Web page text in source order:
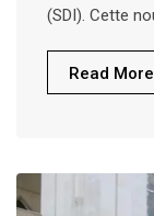
(SDI). Cette
Read More